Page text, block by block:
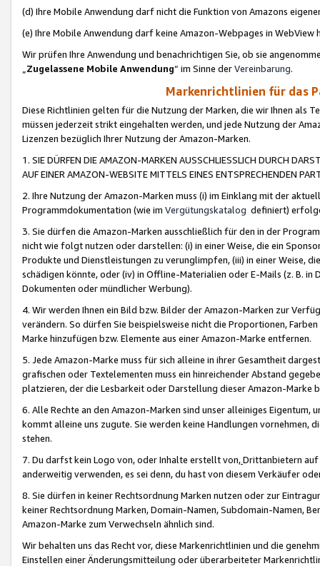
(d) Ihre Mobile Anwendung darf nicht die Funktion von Amazons
(e) Ihre Mobile Anwendung darf keine Amazon-Webpages in WebView
Wir prüfen Ihre Anwendung und benachrichtigen Sie, ob sie
„Zugelassene Mobile Anwendung“ im Sinne derVereinbarung.
Markenrichtlinien für das
Diese Richtlinien gelten für die Nutzung der Marken, die wir Ihnen als
müssen jederzeit strikt eingehalten werden, und jede Nutzung der
Lizenzen bezüglich Ihrer Nutzung der Amazon-Marken.
1. SIE DÜRFEN DIE AMAZON-MARKEN AUSSCHLIESSLICH DURCH
AUF EINER AMAZON-WEBSITE MITTELS EINES ENTSPRECHENDEN
2. Ihre Nutzung der Amazon-Marken muss (i) im Einklang mit der
Programmdokumentation (wie im Vergütungskatalog definiert)
3. Sie dürfen die Amazon-Marken ausschließlich für den in der
nicht wie folgt nutzen oder darstellen: (i) in einer Weise, die ein
Produkte und Dienstleistungen zu verunglimpfen, (iii) in einer Weise,
schädigen könnte, oder (iv) in Offline-Materialien oder E-Mails (z. B. in
Dokumenten oder mündlicher Werbung).
4. Wir werden Ihnen ein Bild bzw. Bilder der Amazon-Marken zur
verändern. So dürfen Sie beispielsweise nicht die Proportionen,
Marke hinzufügen bzw. Elemente aus einer Amazon-Marke entfernen.
5. Jede Amazon-Marke muss für sich alleine in ihrer Gesamtheit
grafischen oder Textelementen muss ein hinreichender Abstand
platzieren, der die Lesbarkeit oder Darstellung dieser Amazon-Marke
6. Alle Rechte an den Amazon-Marken sind unser alleiniges
kommt alleine uns zugute. Sie werden keine Handlungen vornehmen,
stehen.
7. Du darfst kein Logo von, oder Inhalte erstellt von,Drittanbietern auf
anderweitig verwenden, es sei denn, du hast von diesem Verkäufer
8. Sie dürfen in keiner Rechtsordnung Marken nutzen oder zur
keiner Rechtsordnung Marken, Domain-Namen, Subdomain-Namen,
Amazon-Marke zum Verwechseln ähnlich sind.
Wir behalten uns das Recht vor, diese Markenrichtlinien und die
Einstellen einer Änderungsmitteilung oder überarbeiteter